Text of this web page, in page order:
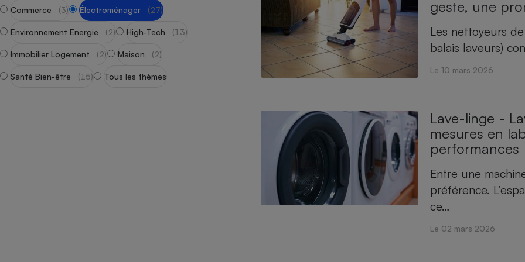
Commerce (3) Électroménager (27)
Environnement Energie (2) High-Tech (13)
Immobilier Logement (2) Maison (2)
Santé Bien-être (15) Tous les thèmes
geste, une
Les nettoyeurs
balais laveurs)
Le 10 mars 2026
Lave-linge -
mesures en
performances
Entre une
préférence.
ce…
Le 02 mars 2026
Four encastrable
Aspirateur
Appareil photo
numérique
Électricité - Gaz
Lessive